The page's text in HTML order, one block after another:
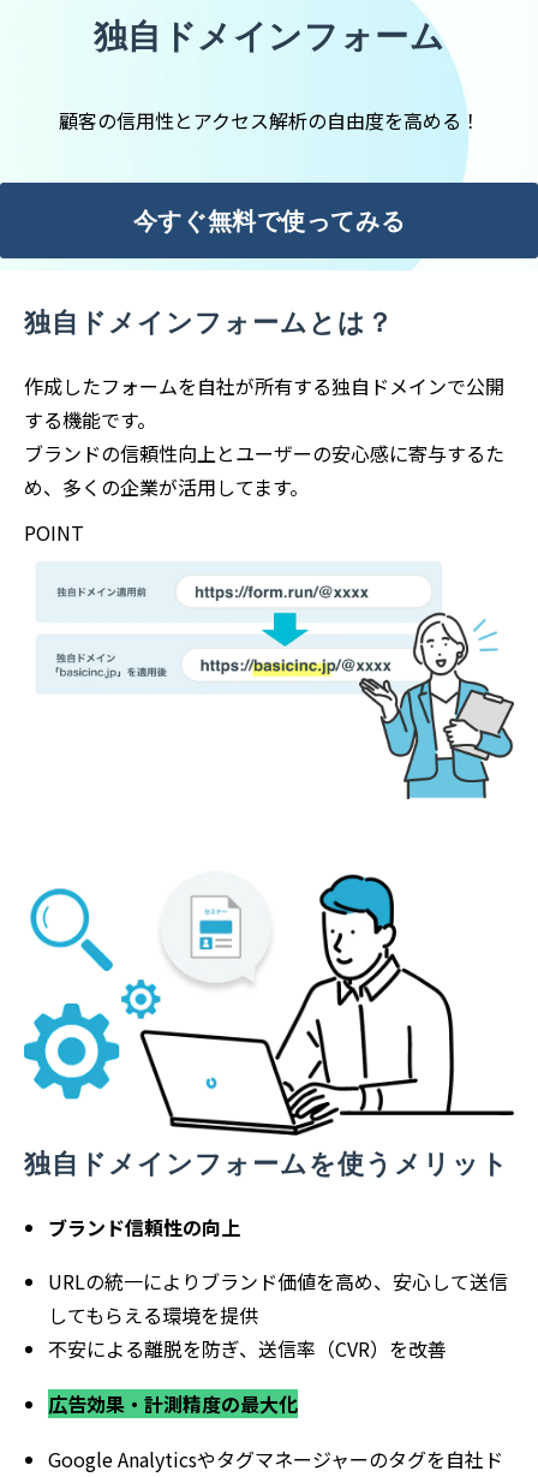
独自ドメインフォーム
顧客の信用性とアクセス解析の自由度を高める！
今すぐ無料で使ってみる
独自ドメインフォームとは？
作成したフォームを自社が所有する独自ドメインで公開
する機能です。
ブランドの信頼性向上とユーザーの安心感に寄与するた
め、多くの企業が活用してます。
POINT
独自ドメインフォームを使うメリット
ブランド信頼性の向上
URLの統一によりブランド価値を高め、安心して送信
してもらえる環境を提供
不安による離脱を防ぎ、送信率（CVR）を改善
広告効果・計測精度の最大化
Google Analyticsやタグマネージャーのタグを自社ド